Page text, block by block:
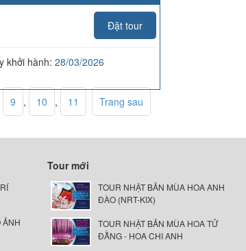
Đặt tour
khởi hành: 28/03/2026
9 , 10 , 11
Trang sau
ẢNH
Tour mới
TOUR NHẬT BẢN MÙA HOA ANH
ĐÀO (NRT-KIX)
TOUR NHẬT BẢN MÙA HOA TỬ
ĐẰNG - HOA CHI ANH